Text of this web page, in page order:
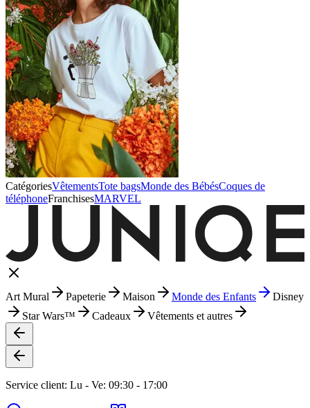
CatégoriesVêtementsTote bagsMonde des BébésCoques de
téléphoneFranchisesMARVEL
Art Mural Papeterie Maison Monde des Enfants
Disney
Star Wars™
Cadeaux Vêtements et autres
Service client: Lu - Ve: 09:30 - 17:00